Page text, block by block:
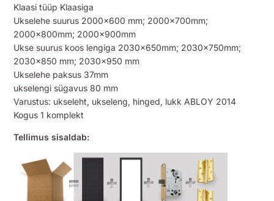
Klaasi tüüp Klaasiga
Ukselehe suurus 2000×600 mm; 2000x700mm;
2000x800mm; 2000x900mm
Ukse suurus koos lengiga 2030x650mm; 2030x750mm;
2030×850 mm; 2030×950 mm
Ukselehe paksus 37mm
ukselengi sügavus 80 mm
Varustus: ukseleht, ukseleng, hinged, lukk ABLOY 2014
Kogus 1 komplekt
Tellimus sisaldab: